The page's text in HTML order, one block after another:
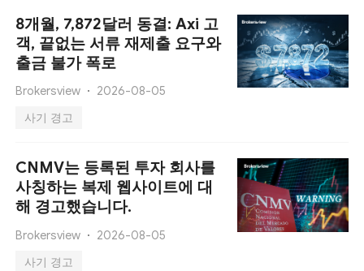
8개월, 7,872달러 동결: Axi 고
객, 끝없는 서류 재제출 요구와
출금 불가 폭로
Brokersview
2026-08-05
사기 경고
CNMV는 등록된 투자 회사를
사칭하는 복제 웹사이트에 대
해 경고했습니다.
Brokersview
2026-08-05
사기 경고